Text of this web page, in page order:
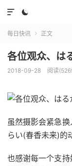


每日快讯  正文
各位观众、は
2018-09-28 阅读
虽然摄影会紧急
らい(春香未来)的
也感谢每一个支